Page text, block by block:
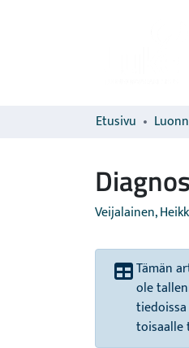
Etusivu
Veijalainen,
Tämän
ole
toisaalle